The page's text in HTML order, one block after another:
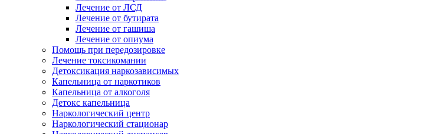
Лечение от ЛСД
Лечение от бутирата
Лечение от гашиша
Лечение от опиума
Помощь при передозировке
Лечение токсикомании
Детоксикация наркозависимых
Капельница от наркотиков
Капельница от алкоголя
Детокс капельница
Наркологический центр
Наркологический стационар